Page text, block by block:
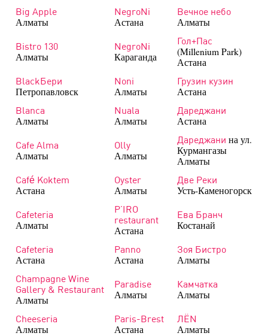
Big Apple
Алматы
NegroNi
Астана
Вечное небо
Алматы
Bistro 130
Алматы
NegroNi
Караганда
Гол+Пас
(Millenium Park)
Астана
BlackБери
Петропавловск
Noni
Алматы
Грузин кузин
Астана
Blanca
Алматы
Nuala
Алматы
Дареджани
Астана
Cafe Alma
Алматы
Olly
Алматы
Дареджани на ул.
Курмангазы
Алматы
Café Koktem
Астана
Oyster
Алматы
Две Реки
Усть-Каменогорск
Cafeteria
Алматы
P’IRO
restaurant
Астана
Ева Бранч
Костанай
Cafeteria
Астана
Panno
Астана
Зоя Бистро
Алматы
Champagne Wine
Gallery & Restaurant
Алматы
Paradise
Алматы
Камчатка
Алматы
Cheeseria
Алматы
Paris-Brest
Астана
ЛЁN
Алматы